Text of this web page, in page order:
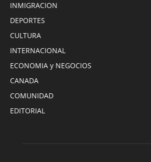
INMIGRACION
DEPORTES
CULTURA
INTERNACIONAL
ECONOMIA y NEGOCIOS
CANADA
COMUNIDAD
EDITORIAL